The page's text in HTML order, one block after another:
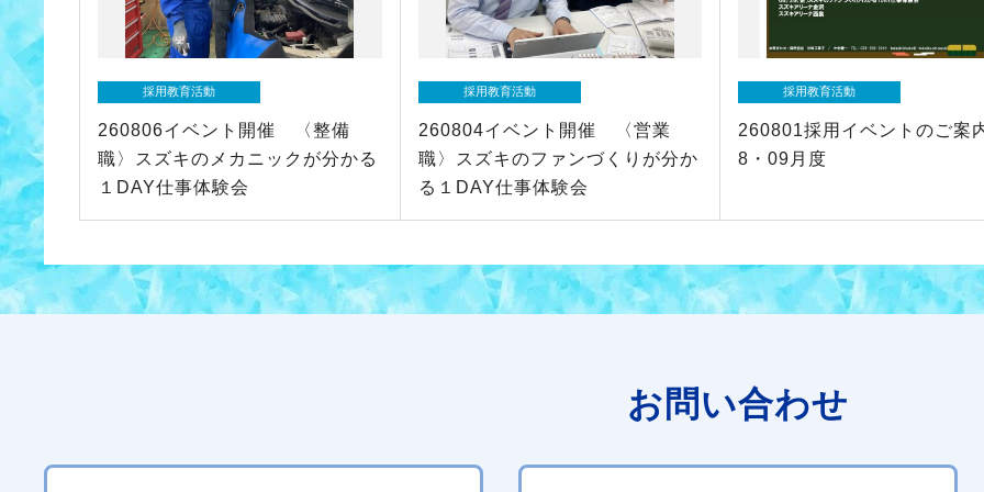
採用教育活動
260806イベント開催 〈整備
職〉スズキのメカニックが分かる
１DAY仕事体験会
採用教育活動
260804イベント開催 〈営業
職〉スズキのファンづくりが分か
る１DAY仕事体験会
採用教育活動
260801採用イベントのご
8・09月度
お問い合わせ